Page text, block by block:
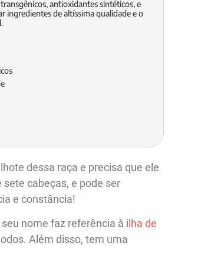
antioxidantes sintéticos, e
ingredientes de altíssima qualidade e o
dessa raça e precisa que ele
cabeças, e pode ser
e constância!
nome faz referência à ilha de
Além disso, tem uma